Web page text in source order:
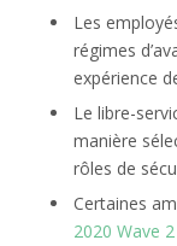
Les
régimes
expérience
Le libre-
manière
rôles de
Certaines
2020 Wave 2